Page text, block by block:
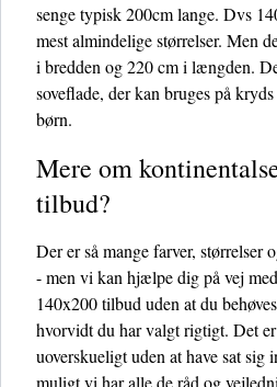
senge typisk 200cm lange. Dvs
mest almindelige størrelser. Men
i bredden og 220 cm i længden.
soveflade, der kan bruges på
børn.
Mere om
tilbud?
Der er så mange farver, størrelser
- men vi kan hjælpe dig på vej
140x200 tilbud uden at du
hvorvidt du har valgt rigtigt. Det
uoverskueligt uden at have sat sig
muligt vi har alle de råd og